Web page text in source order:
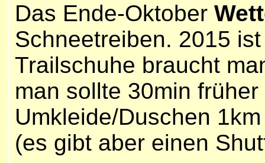
Das Ende-Oktober
Schneetreiben. 2015
Trailschuhe braucht
man sollte 30min
Umkleide/Duschen
(es gibt aber einen